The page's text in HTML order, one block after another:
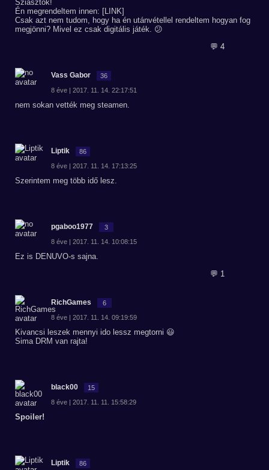
Sziasztok!
Én megrendeltem innen: [LINK]
Csak azt nem tudom, hogy ha én utánvétellel rendeltem hogyan fog
megjönni? Mivel ez csak digitális játék. 😕
💬 4
Vass Gabor 36
8 éve | 2017. 11. 14. 22:17:51
nem sokan vették meg steamen.
Liptik 86
8 éve | 2017. 11. 14. 17:13:25
Szerintem meg több idő lesz.
pgaboo1977 3
8 éve | 2017. 11. 14. 10:08:15
Ez is DENUVO-s sajna.
💬 1
RichGames 6
8 éve | 2017. 11. 14. 09:19:59
Kivancsi leszek mennyi ido lessz megtorni 😃
Sima DRM van rajta!
black00 15
8 éve | 2017. 11. 11. 15:58:29
Spoiler!
Liptik 86